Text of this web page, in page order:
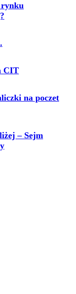
rynku
CIT
na poczet
– Sejm